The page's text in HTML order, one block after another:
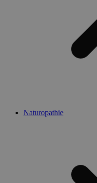
Naturopathie